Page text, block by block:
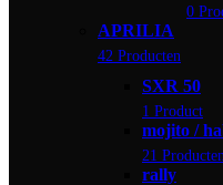
0
APRILIA
42 Producten
SXR 50
1 Product
mojito /
21 Producten
rally